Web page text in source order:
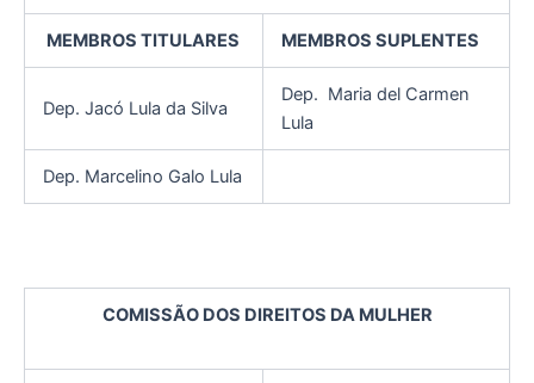
MEMBROS TITULARES MEMBROS SUPLENTES
Dep. Jacó Lula da Silva
Dep. Maria del Carmen
Lula
Dep. Marcelino Galo Lula
COMISSÃO DOS DIREITOS DA MULHER